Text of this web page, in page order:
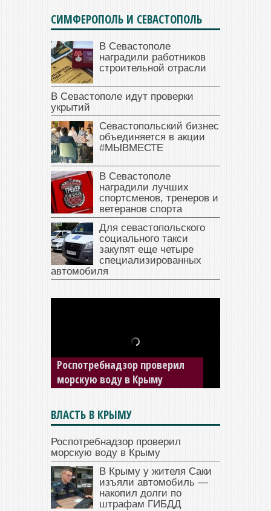
СИМФЕРОПОЛЬ И СЕВАСТОПОЛЬ
В Севастополе
наградили работников
строительной отрасли
В Севастополе идут проверки
укрытий
Севастопольский бизнес
объединяется в акции
#МЫВМЕСТЕ
В Севастополе
наградили лучших
спортсменов, тренеров и
ветеранов спорта
Для севастопольского
социального такси
закупят еще четыре
специализированных
автомобиля
В Крыму у жителя Саки
изъяли автомобиль —
накопил долги по штрафам
ГИБДД
ВЛАСТЬ В КРЫМУ
Роспотребнадзор проверил
морскую воду в Крыму
В Крыму у жителя Саки
изъяли автомобиль —
накопил долги по
штрафам ГИБДД